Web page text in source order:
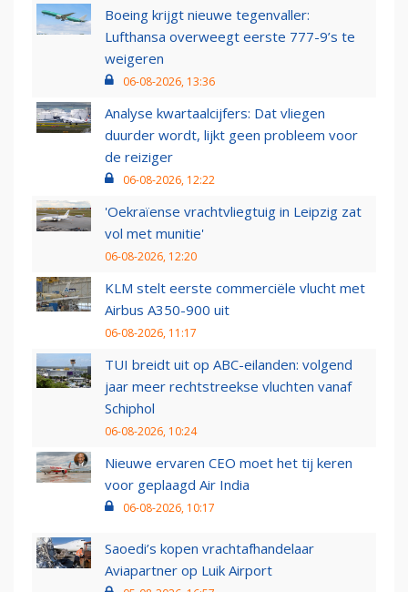
Boeing krijgt nieuwe tegenvaller:
Lufthansa overweegt eerste 777-9’s te
weigeren
06-08-2026, 13:36
Analyse kwartaalcijfers: Dat vliegen
duurder wordt, lijkt geen probleem voor
de reiziger
06-08-2026, 12:22
'Oekraïense vrachtvliegtuig in Leipzig zat
vol met munitie'
06-08-2026, 12:20
KLM stelt eerste commerciële vlucht met
Airbus A350-900 uit
06-08-2026, 11:17
TUI breidt uit op ABC-eilanden: volgend
jaar meer rechtstreekse vluchten vanaf
Schiphol
06-08-2026, 10:24
Nieuwe ervaren CEO moet het tij keren
voor geplaagd Air India
06-08-2026, 10:17
Saoedi’s kopen vrachtafhandelaar
Aviapartner op Luik Airport